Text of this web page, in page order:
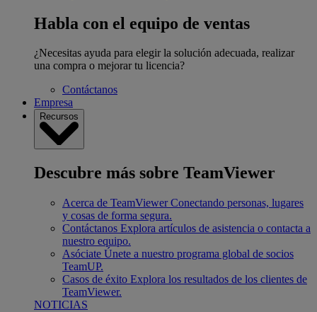
Habla con el equipo de ventas
¿Necesitas ayuda para elegir la solución adecuada, realizar
una compra o mejorar tu licencia?
Contáctanos
Empresa
Recursos
Descubre más sobre TeamViewer
Acerca de TeamViewer Conectando personas, lugares
y cosas de forma segura.
Contáctanos Explora artículos de asistencia o contacta a
nuestro equipo.
Asóciate Únete a nuestro programa global de socios
TeamUP.
Casos de éxito Explora los resultados de los clientes de
TeamViewer.
NOTICIAS